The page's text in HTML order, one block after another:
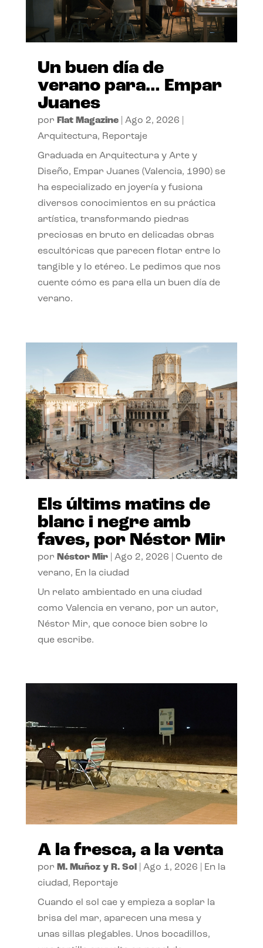
Un buen día de
verano para… Empar
Juanes
por Flat Magazine| Ago 2, 2026
Arquitectura, Reportaje
Graduada en Arquitectura y Arte y
Diseño, Empar Juanes (Valencia, 1990) se
ha especializado en joyería y fusiona
diversos conocimientos en su práctica
artística, transformando piedras
preciosas en bruto en delicadas obras
escultóricas que parecen flotar entre lo
tangible y lo etéreo. Le pedimos que nos
cuente cómo es para ella un buen día de
verano.
Els últims matins de
blanc i negre amb
faves, por Néstor Mir
por Néstor Mir| Ago 2, 2026
Cuento de
verano, En la ciudad
Un relato ambientado en una ciudad
como Valencia en verano, por un autor,
Néstor Mir, que conoce bien sobre lo
que escribe.
A la fresca, a la venta
por M. Muñoz y R. Sol| Ago 1, 2026
En la
ciudad, Reportaje
Cuando el sol cae y empieza a soplar la
brisa del mar, aparecen una mesa y
unas sillas plegables. Unos bocadillos,